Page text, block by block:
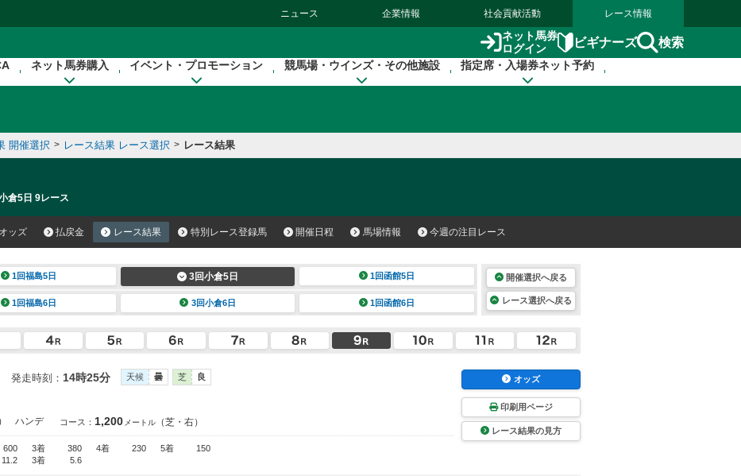
ニュース 企業情報 社会貢献活動 レース情報
ネット馬券
ログイン
ビギナーズ 検索
ネット馬券購入 イベント・プロモーション 競馬場・ウインズ・その他施設 指定席・入場券ネット予約
開催選択 > レース結果 レース選択 > レース結果
倉5日 9レース
オッズ 払戻金 レース結果 特別レース登録馬 開催日程 馬場情報 今週の注目レース
1回福島5日 3回小倉5日 1回函館5日
1回福島6日 3回小倉6日 1回函館6日
開催選択へ戻る
レース選択へ戻る
発走時刻： 14時25分 天候 曇 芝 良
ハンデ コース： 1,200 メートル （芝・右）
600 3着 380 4着 230 5着
150
11.2 3着 5.6
オッズ
印刷用ページ
レース結果の見方